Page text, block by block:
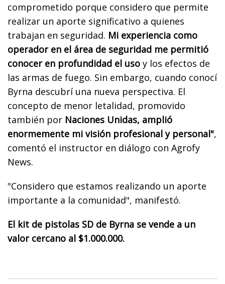
comprometido porque considero que permite
realizar un aporte significativo a quienes
trabajan en seguridad. Mi experiencia como
operador en el área de seguridad me permitió
conocer en profundidad el uso y los efectos de
las armas de fuego. Sin embargo, cuando conocí
Byrna descubrí una nueva perspectiva. El
concepto de menor letalidad, promovido
también por Naciones Unidas, amplió
enormemente mi visión profesional y personal",
comentó el instructor en diálogo con Agrofy
News.
"Considero que estamos realizando un aporte
importante a la comunidad", manifestó.
El kit de pistolas SD de Byrna se vende a un
valor cercano al $1.000.000.